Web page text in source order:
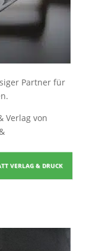
Partner für
Verlag von
VERLAG & DRUCK